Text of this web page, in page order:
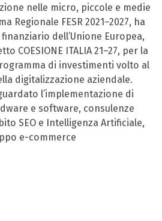
nelle micro, piccole e medie
Regionale FESR 2021–2027, ha
dell’Unione Europea,
COESIONE ITALIA 21–27, per la
di investimenti volto al
digitalizzazione aziendale.
l’implementazione di
e software, consulenze
SEO e Intelligenza Artificiale,
e-commerce